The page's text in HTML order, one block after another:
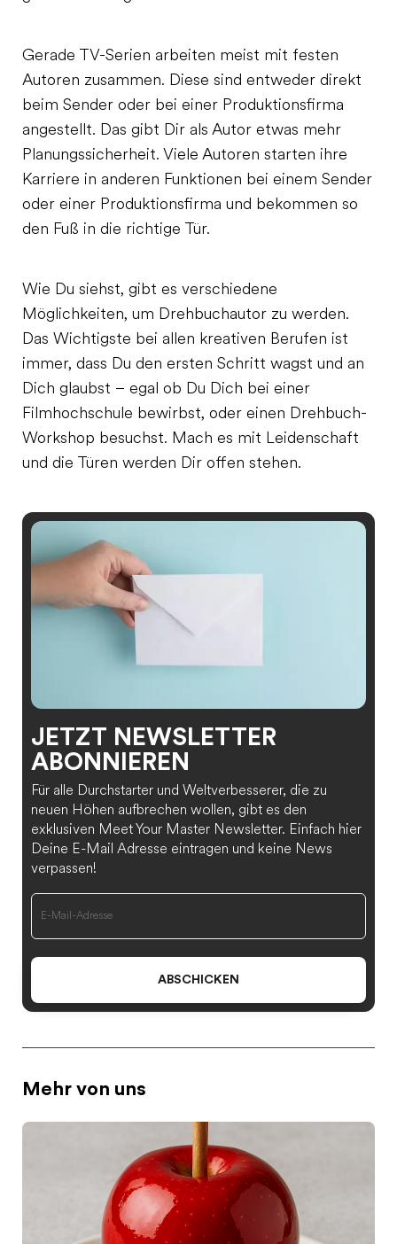
Gerade TV-Serien arbeiten meist mit festen
Autoren zusammen. Diese sind entweder direkt
beim Sender oder bei einer Produktionsfirma
angestellt. Das gibt Dir als Autor etwas mehr
Planungssicherheit. Viele Autoren starten ihre
Karriere in anderen Funktionen bei einem Sender
oder einer Produktionsfirma und bekommen so
den Fuß in die richtige Tür.
Wie Du siehst, gibt es verschiedene
Möglichkeiten, um Drehbuchautor zu werden.
Das Wichtigste bei allen kreativen Berufen ist
immer, dass Du den ersten Schritt wagst und an
Dich glaubst – egal ob Du Dich bei einer
Filmhochschule bewirbst, oder einen Drehbuch-
Workshop besuchst. Mach es mit Leidenschaft
und die Türen werden Dir offen stehen.
JETZT NEWSLETTER
ABONNIEREN
Für alle Durchstarter und Weltverbesserer, die zu
neuen Höhen aufbrechen wollen, gibt es den
exklusiven Meet Your Master Newsletter. Einfach hier
Deine E-Mail Adresse eintragen und keine News
verpassen!
ABSCHICKEN
Mehr von uns